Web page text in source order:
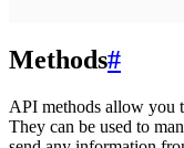
Methods#
API methods allow you
They can be used to